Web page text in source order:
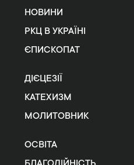
НОВИНИ
РКЦ В УКРАЇНІ
ЄПИСКОПАТ
ДІЄЦЕЗІЇ
КАТЕХИЗМ
МОЛИТОВНИК
ОСВІТА